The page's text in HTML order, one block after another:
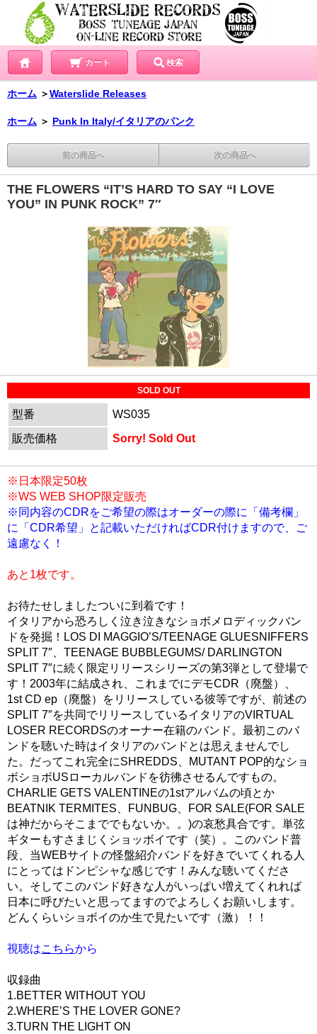
カート 検索
ホーム ＞Waterslide Releases
ホーム ＞ Punk In Italy/イタリアのパンク
前の商品へ 次の商品へ
THE FLOWERS “IT’S HARD TO SAY “I LOVE
YOU” IN PUNK ROCK” 7″
SOLD OUT
型番
WS035
販売価格
Sorry! Sold Out
※日本限定50枚
※WS WEB SHOP限定販売
※同内容のCDRをご希望の際はオーダーの際に「備考欄」
に「CDR希望」と記載いただければCDR付けますので、ご
遠慮なく！
あと1枚です。
お待たせしましたついに到着です！
イタリアから恐ろしく泣き泣きなショボメロディックバン
ドを発掘！LOS DI MAGGIO’S/TEENAGE GLUESNIFFERS
SPLIT 7″、TEENAGE BUBBLEGUMS/ DARLINGTON
SPLIT 7″に続く限定リリースシリーズの第3弾として登場で
す！2003年に結成され、これまでにデモCDR（廃盤）、
1st CD ep（廃盤）をリリースしている彼等ですが、前述の
SPLIT 7″を共同でリリースしているイタリアのVIRTUAL
LOSER RECORDSのオーナー在籍のバンド。最初このバ
ンドを聴いた時はイタリアのバンドとは思えませんでし
た。だってこれ完全にSHREDDS、MUTANT POP的なショ
ボショボUSローカルバンドを彷彿させるんですもの。
CHARLIE GETS VALENTINEの1stアルバムの頃とか
BEATNIK TERMITES、FUNBUG、FOR SALE(FOR SALE
は神だからそこまででもないか。。)の哀愁具合です。単弦
ギターもすさまじくショッボイです（笑）。このバンド普
段、当WEBサイトの怪盤紹介バンドを好きでいてくれる人
にとってはドンピシャな感じです！みんな聴いてくださ
い。そしてこのバンド好きな人がいっぱい増えてくれれば
日本に呼びたいと思ってますのでよろしくお願いします。
どんくらいショボイのか生で見たいです（激）！！
視聴はこちらから
収録曲
1.BETTER WITHOUT YOU
2.WHERE’S THE LOVER GONE?
3.TURN THE LIGHT ON